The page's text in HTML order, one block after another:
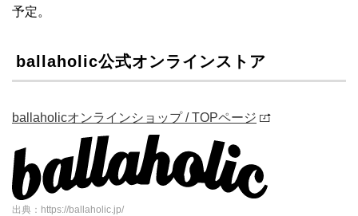
予定。
ballaholic公式オンラインストア
ballaholicオンラインショップ / TOPページ
出典：https://ballaholic.jp/